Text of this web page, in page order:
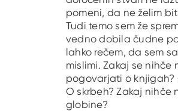
pomeni, da ne želim
Tudi temo sem že
vedno dobila čudne
lahko rečem, da sem
mislimi. Zakaj se nihče
pogovarjati o knjigah?
O skrbeh? Zakaj nihče
globine?